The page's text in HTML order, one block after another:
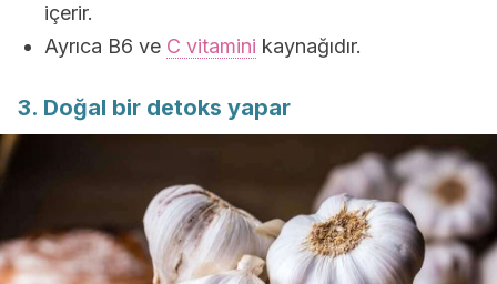
içerir.
Ayrıca B6 ve C vitamini kaynağıdır.
3. Doğal bir detoks yapar